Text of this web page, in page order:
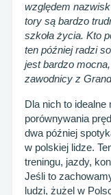
względem
tory są bardzo
szkoła życia. Kto
ten później radzi
jest bardzo
zawodnicy z
Dla nich to
porównywania
dwa później
w polskiej lidze.
treningu, jazdy,
Jeśli to
ludzi, żużel w